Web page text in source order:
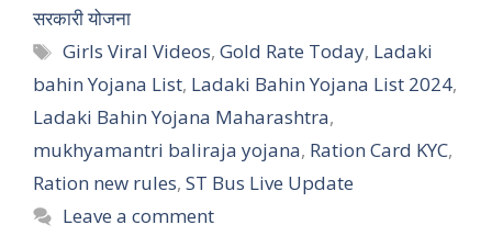
सरकारी योजना
Tags
Girls Viral Videos,Gold Rate Today, Ladaki
bahin Yojana List, Ladaki Bahin Yojana List 2024,
Ladaki Bahin Yojana Maharashtra,
mukhyamantri baliraja yojana, Ration Card KYC,
Ration new rules, ST Bus Live Update
Leave a comment